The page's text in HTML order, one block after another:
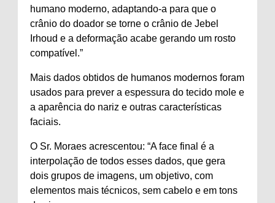
humano moderno, adaptando-a para que o
crânio do doador se torne o crânio de Jebel
Irhoud e a deformação acabe gerando um rosto
compatível.”
Mais dados obtidos de humanos modernos foram
usados ​​para prever a espessura do tecido mole e
a aparência do nariz e outras características
faciais.
O Sr. Moraes acrescentou: “A face final é a
interpolação de todos esses dados, que gera
dois grupos de imagens, um objetivo, com
elementos mais técnicos, sem cabelo e em tons